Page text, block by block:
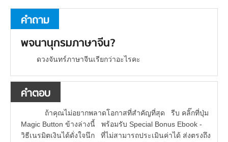
คำถาม
พจนานุกรมภาษาจีน?
ดวงจันทร์ภาษาจีนเรียกว่าอะไรคะ
คำตอบ
ถ้าคุณไม่อยากพลาดโอกาสที่สำคัญที่สุด รีบ คลิ๊กที่ปุ่ม
Magic Button ข้างล่างนี้ พร้อมรับ Special Bonus Ebook -
วิธีเนรมิตเงินได้ดั่งใจนึก ที่ไม่สามารถประเมินค่าได้ ส่งตรงถึง